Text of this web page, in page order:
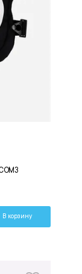
В корзину